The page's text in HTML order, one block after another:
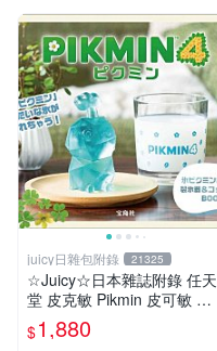
juicy日雜包附錄 21325
☆Juicy☆日本雜誌附錄 任天
堂 皮克敏 Pikmin 皮可敏 儲
冰盒 冰塊盒 製冰盒 冰塊模具
製冰模具 杯子 水杯
$1,880